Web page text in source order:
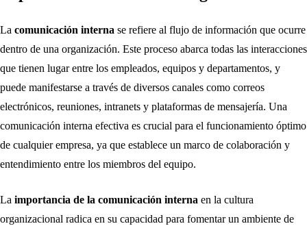
La comunicación interna se refiere al flujo de información que ocurre
dentro de una organización. Este proceso abarca todas las interacciones
que tienen lugar entre los empleados, equipos y departamentos, y
puede manifestarse a través de diversos canales como correos
electrónicos, reuniones, intranets y plataformas de mensajería. Una
comunicación interna efectiva es crucial para el funcionamiento óptimo
de cualquier empresa, ya que establece un marco de colaboración y
entendimiento entre los miembros del equipo.
La importancia de la comunicación interna en la cultura
organizacional radica en su capacidad para fomentar un ambiente de